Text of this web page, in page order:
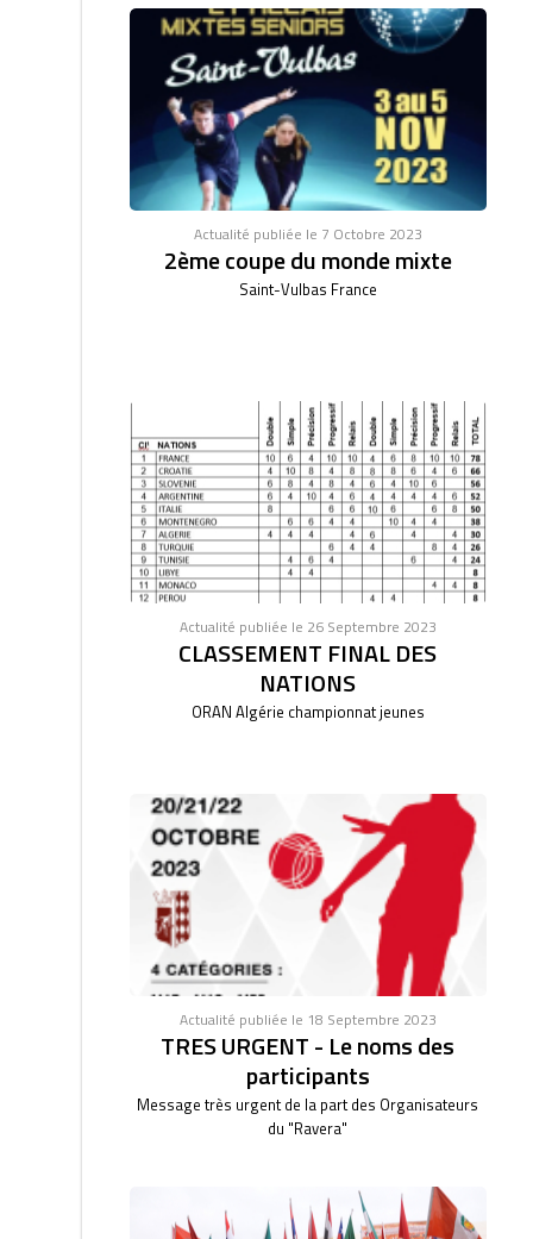
Actualité publiée le 7 Octobre 2023
2ème coupe du monde mixte
Saint-Vulbas France
Actualité publiée le 26 Septembre 2023
CLASSEMENT FINAL DES
NATIONS
ORAN Algérie championnat jeunes
Actualité publiée le 18 Septembre 2023
TRES URGENT - Le noms des
participants
Message très urgent de la part des Organisateurs
du "Ravera"